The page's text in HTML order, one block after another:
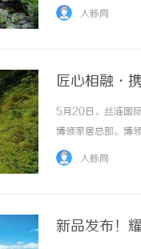
人脉网
匠心相融·
5月20日，丝涟国
博领家居总部。博
题，展开了一场深
人脉网
新品发布！
店铺没花钱， 国内